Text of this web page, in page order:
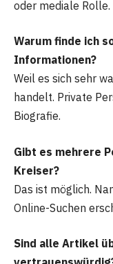
oder mediale Rolle.
Warum finde ich
Informationen?
Weil es sich sehr
handelt. Private
Biografie.
Gibt es mehrere
Kreiser?
Das ist möglich.
Online-Suchen
Sind alle Artikel